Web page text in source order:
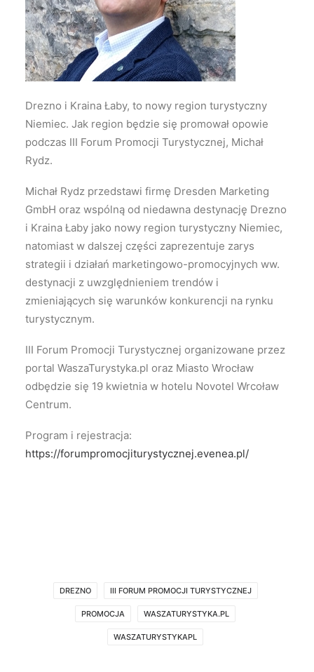
Wyszukiwanie
Drezno i Kraina Łaby, to nowy region turystyczny
Niemiec. Jak region będzie się promował opowie
podczas III Forum Promocji Turystycznej, Michał
Rydz.
Michał Rydz przedstawi firmę Dresden Marketing
GmbH oraz wspólną od niedawna destynację Drezno
i Kraina Łaby jako nowy region turystyczny Niemiec,
natomiast w dalszej części zaprezentuje zarys
strategii i działań marketingowo-promocyjnych ww.
destynacji z uwzględnieniem trendów i
zmieniających się warunków konkurencji na rynku
turystycznym.
III Forum Promocji Turystycznej organizowane przez
portal WaszaTurystyka.pl oraz Miasto Wrocław
odbędzie się 19 kwietnia w hotelu Novotel Wrcoław
Centrum.
Program i rejestracja:
https://forumpromocjiturystycznej.evenea.pl/
DREZNO III FORUM PROMOCJI TURYSTYCZNEJ
PROMOCJA WASZATURYSTYKA.PL
WASZATURYSTYKAPL